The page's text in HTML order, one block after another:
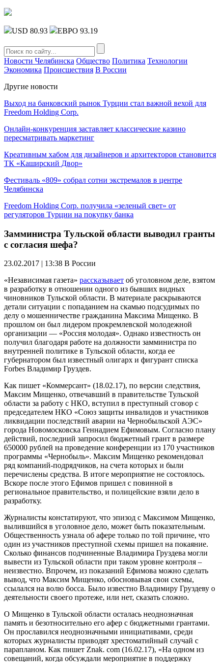
USD 80.93 ЕВРО 93.19
Новости Челябинска Общество Политика Технологии
Экономика Происшествия В России
Другие новости
Выход на банковский рынок Турции стал важной вехой для
Freedom Holding Corp.
Онлайн-конкуренция заставляет классические казино
пересматривать маркетинг
Креативным хабом для дизайнеров и архитекторов становится
ТК «Каширский Двор»
Фестиваль «809» собрал сотни экстремалов в центре
Челябинска
Freedom Holding Corp. получила «зеленый свет» от
регуляторов Турции на покупку банка
Замминистра Тульской области выводил гранты
с согласия шефа?
23.02.2017 | 13:38 В России
«Независимая газета» рассказывает об уголовном деле, взятом
в разработку в отношении одного из бывших видных
чиновников Тульской области. В материале раскрываются
детали ситуации с попаданием на скамью подсудимых по
делу о мошенничестве гражданина Максима Мищенко. В
прошлом он был лидером прокремлевской молодежной
организации — «Россия молодая». Однако известность он
получил благодаря работе на должности замминистра по
внутренней политике в Тульской области, когда ее
губернатором был известный олигарх и фигурант списка
Forbes Владимир Груздев.
Как пишет «Коммерсант» (18.02.17), по версии следствия,
Максим Мищенко, отвечавший в правительстве Тульской
области за работу с НКО, вступил в преступный сговор с
председателем НКО «Союз защиты инвалидов и участников
ликвидации последствий аварии на Чернобыльской АЭС»
города Новомосковска Геннадием Ефимовым. Согласно плану
действий, последний запросил бюджетный грант в размере
650000 рублей на проведение конференции из 170 участников
программы «Чернобыль». Максим Мищенко рекомендовал
ряд компаний-подрядчиков, на счета которых и были
перечислены средства. В итоге мероприятие не состоялось.
Вскоре после этого Ефимов пришел с повинной в
региональное правительство, и полицейские взяли дело в
разработку.
Журналисты констатируют, что эпизод с Максимом Мищенко,
вылившийся в уголовное дело, может быть показательным.
Общественность узнала об афере только по той причине, что
один из участников преступной схемы пришел на покаяние.
Сколько финансов подчиненные Владимира Груздева могли
вывести из Тульской области при таком уровне контроля –
неизвестно. Впрочем, из показаний Ефимова можно сделать
вывод, что Максим Мищенко, обосновывая свои схемы,
ссылался на волю босса. Было известно Владимиру Груздеву о
деятельности своего протеже, или нет, сказать сложно.
О Мищенко в Тульской области осталась неоднозначная
память и безотносительно его афер с бюджетными грантами.
Он прославился неоднозначными инициативами, среди
которых журналисты приводят хрестоматийный случай с
парапланом. Как пишет Znak. com (16.02.17), «На одном из
совещаний, когда обсуждали мероприятие в поддержку